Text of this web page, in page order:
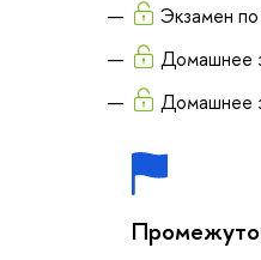
Экзамен по
Домашнее
Домашнее